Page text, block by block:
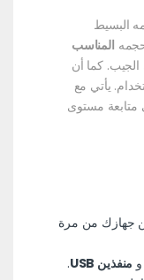
البسيط
المناسب
كما أن
يأتي مع
مستوى
جهازك من مرة
و منفذين USB
.